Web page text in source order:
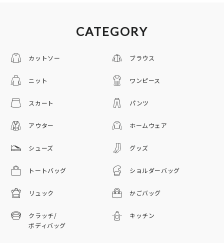
CATEGORY
カットソー ブラウス
ニット ワンピース
スカート パンツ
アウター ホームウェア
シューズ グッズ
トートバッグ ショルダーバッグ
リュック かごバッグ
クラッチ/
ボディバッグ
キッチン